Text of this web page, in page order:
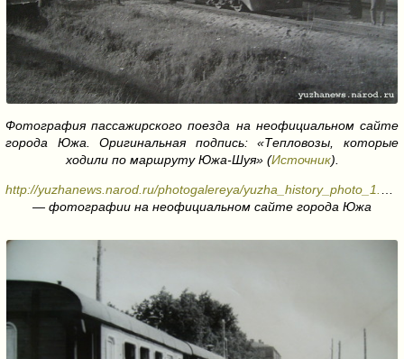
Фотография пассажирского поезда на неофициальном сайте
города Южа. Оригинальная подпись: «Тепловозы, которые
ходили по маршруту Южа-Шуя» (Источник).
— фотографии на неофициальном сайте города Южа